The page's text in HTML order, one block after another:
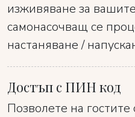
изживяване за
самонасочващ се
настаняване /
Достъп с ПИН код
Позволете на